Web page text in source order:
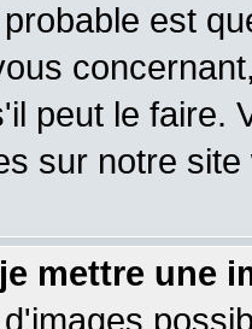
est
peut le faire.
sur notre site
mettre une